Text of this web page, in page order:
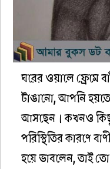
ঘরের ওয়ালে ফ্রেমে
টাঙানো, আপনি
আসছেন। কখনও
পরিস্থিতির কারণে
হয়ে ভাবলেন, তাই